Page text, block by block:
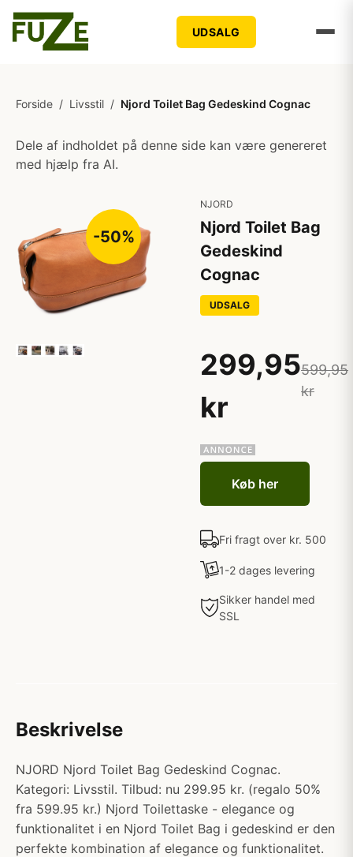
UDSALG
Forside / Livsstil / Njord Toilet Bag Gedeskind Cognac
Dele af indholdet på denne side kan være genereret
med hjælp fra AI.
-50%
NJORD
Njord Toilet Bag
Gedeskind
Cognac
UDSALG
299,95
kr
599,95
kr
Køb her
Fri fragt over kr. 500
1-2 dages levering
Sikker handel med
SSL
Beskrivelse
NJORD Njord Toilet Bag Gedeskind Cognac.
Kategori: Livsstil. Tilbud: nu 299.95 kr. (regalo 50%
fra 599.95 kr.) Njord Toilettaske - elegance og
funktionalitet i en Njord Toilet Bag i gedeskind er den
perfekte kombination af elegance og funktionalitet.